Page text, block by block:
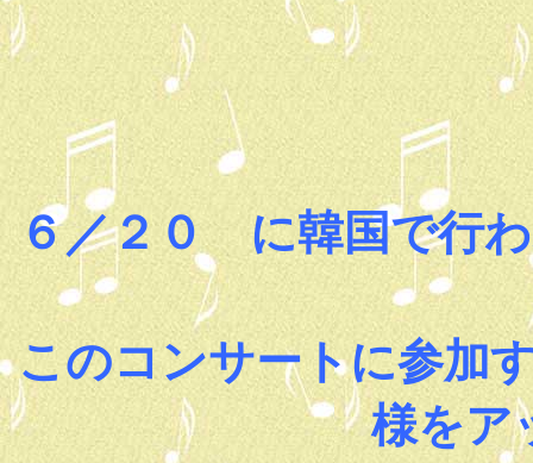
６／２０ に韓国で行
このコンサートに参加
様をア